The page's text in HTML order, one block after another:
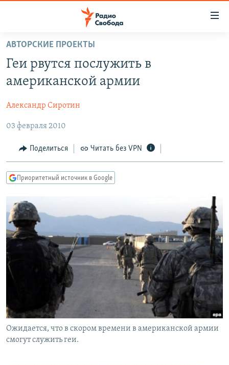
упрощенного
доступа
основному
Вернутся
главной
навигации
Вернутся
поиску
ПОДКАСТЫ
АВТОРСКИЕ ПРОЕКТЫ
ЦИТАТЫ СВОБОДЫ
МНЕНИЯ
КУЛЬТУРА
IDEL.РЕАЛИИ
КАВКАЗ.РЕАЛИИ
СЕВЕР.РЕАЛИИ
СИБИРЬ.РЕАЛИИ
РАСПИСАНИЕ ВЕЩАНИЯ
ПОДПИШИТЕСЬ НА РАССЫЛКУ
СОЦИАЛЬНЫЕ СЕТИ
АВТОРСКИЕ ПРОЕКТЫ
Геи рвутся послужить в
американской армии
Александр Сиротин
03 февраля 2010
Поделиться Читать без VPN
Приоритетный источник в Google
Ожидается, что в скором времени в американской армии
смогут служить геи.